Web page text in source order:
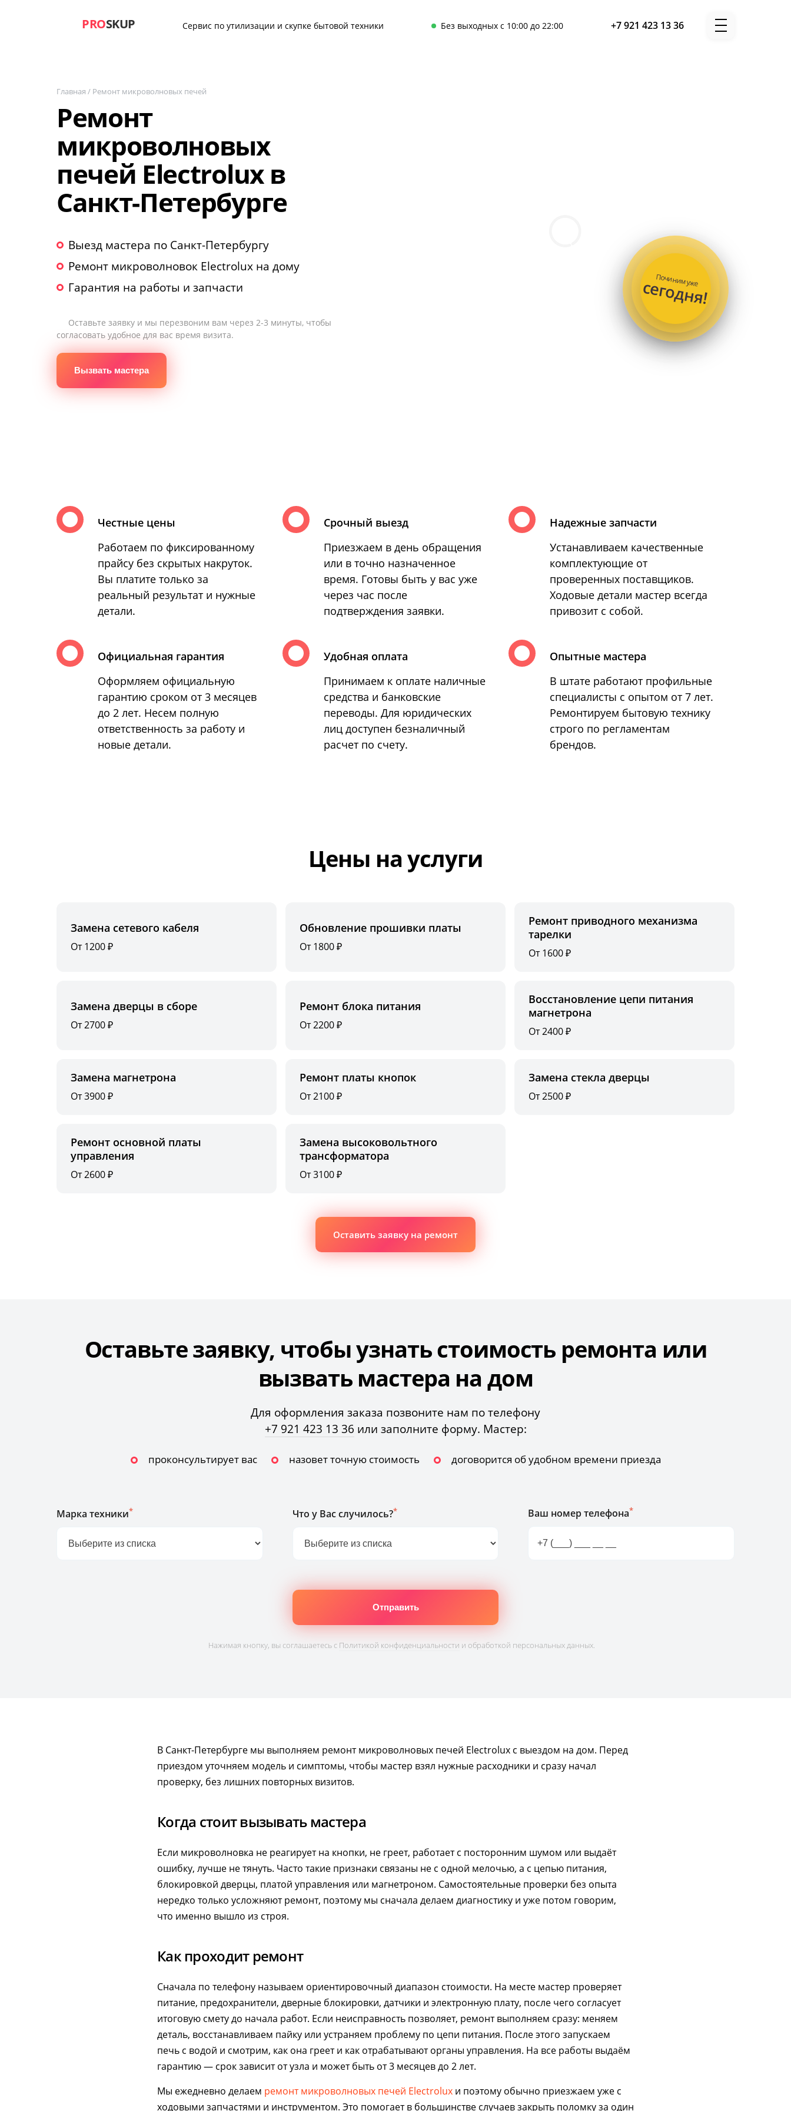
PROSKUP Сервис по утилизации и скупке бытовой техники Без выходных с 10:00 до 22:00 +7 921 423 13 36
Починим уже
сегодня!
Главная / Ремонт микроволновых печей
Ремонт
микроволновых
печей Electrolux в
Санкт-Петербурге
Выезд мастера по Санкт-Петербургу
Ремонт микроволновок Electrolux на дому
Гарантия на работы и запчасти
Оставьте заявку и мы перезвоним вам через 2-3 минуты, чтобы
согласовать удобное для вас время визита.
Вызвать мастера
Честные цены
Работаем по фиксированному
прайсу без скрытых накруток.
Вы платите только за
реальный результат и нужные
детали.
Срочный выезд
Приезжаем в день обращения
или в точно назначенное
время. Готовы быть у вас уже
через час после
подтверждения заявки.
Надежные запчасти
Устанавливаем качественные
комплектующие от
проверенных поставщиков.
Ходовые детали мастер всегда
привозит с собой.
Официальная гарантия
Оформляем официальную
гарантию сроком от 3 месяцев
до 2 лет. Несем полную
ответственность за работу и
новые детали.
Удобная оплата
Принимаем к оплате наличные
средства и банковские
переводы. Для юридических
лиц доступен безналичный
расчет по счету.
Опытные мастера
В штате работают профильные
специалисты с опытом от 7 лет.
Ремонтируем бытовую технику
строго по регламентам
брендов.
Цены на услуги
Замена сетевого кабеля
От 1200 ₽
Обновление прошивки платы
От 1800 ₽
Ремонт приводного механизма
тарелки
От 1600 ₽
Замена дверцы в сборе
От 2700 ₽
Ремонт блока питания
От 2200 ₽
Восстановление цепи питания
магнетрона
От 2400 ₽
Замена магнетрона
От 3900 ₽
Ремонт платы кнопок
От 2100 ₽
Замена стекла дверцы
От 2500 ₽
Ремонт основной платы
управления
От 2600 ₽
Замена высоковольтного
трансформатора
От 3100 ₽
Оставить заявку на ремонт
Оставьте заявку, чтобы узнать стоимость ремонта или
вызвать мастера на дом
Для оформления заказа позвоните нам по телефону
+7 921 423 13 36 или заполните форму. Мастер:
проконсультирует вас назовет точную стоимость договорится об удобном времени приезда
Марка техники* Что у Вас случилось?* Ваш номер телефона*
Нажимая кнопку, вы соглашаетесь с Политикой конфиденциальности и обработкой персональных данных.
В Санкт-Петербурге мы выполняем ремонт микроволновых печей Electrolux с выездом на дом. Перед
приездом уточняем модель и симптомы, чтобы мастер взял нужные расходники и сразу начал
проверку, без лишних повторных визитов.
Когда стоит вызывать мастера
Если микроволновка не реагирует на кнопки, не греет, работает с посторонним шумом или выдаёт
ошибку, лучше не тянуть. Часто такие признаки связаны не с одной мелочью, а с цепью питания,
блокировкой дверцы, платой управления или магнетроном. Самостоятельные проверки без опыта
нередко только усложняют ремонт, поэтому мы сначала делаем диагностику и уже потом говорим,
что именно вышло из строя.
Как проходит ремонт
Сначала по телефону называем ориентировочный диапазон стоимости. На месте мастер проверяет
питание, предохранители, дверные блокировки, датчики и электронную плату, после чего согласует
итоговую смету до начала работ. Если неисправность позволяет, ремонт выполняем сразу: меняем
деталь, восстанавливаем пайку или устраняем проблему по цепи питания. После этого запускаем
печь с водой и смотрим, как она греет и как отрабатывают органы управления. На все работы выдаём
гарантию — срок зависит от узла и может быть от 3 месяцев до 2 лет.
Мы ежедневно делаем ремонт микроволновых печей Electrolux и поэтому обычно приезжаем уже с
ходовыми запчастями и инструментом. Это помогает в большинстве случаев закрыть поломку за один